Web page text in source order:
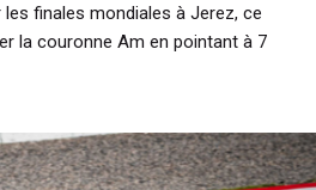
les finales mondiales à Jerez, ce
la couronne Am en pointant à 7